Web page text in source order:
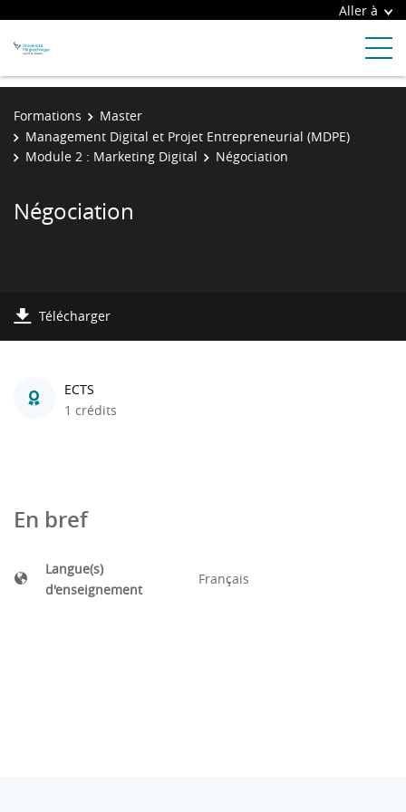
Aller à
Formations
Master
Management Digital et Projet Entrepreneurial (MDPE)
Module 2 : Marketing Digital
Négociation
Négociation
Télécharger
ECTS
1 crédits
En bref
Langue(s)
d'enseignement
Français